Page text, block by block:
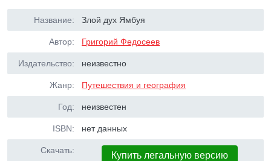
Название: Злой дух Ямбуя
Автор: Григорий Федосеев
Издательство: неизвестно
Жанр: Путешествия и география
Год: неизвестен
ISBN: нет данных
Скачать: Купить легальную версию